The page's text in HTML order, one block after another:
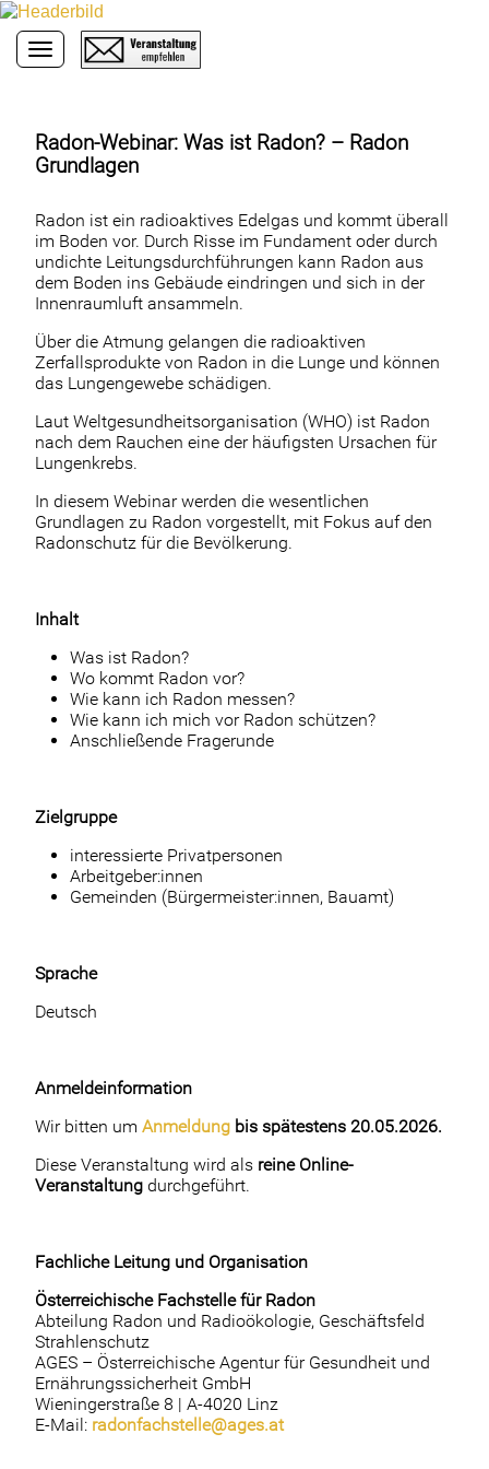
Toggle navigation
Radon-Webinar: Was ist Radon? – Radon
Grundlagen
Radon ist ein radioaktives Edelgas und kommt überall
im Boden vor. Durch Risse im Fundament oder durch
undichte Leitungsdurchführungen kann Radon aus
dem Boden ins Gebäude eindringen und sich in der
Innenraumluft ansammeln.
Über die Atmung gelangen die radioaktiven
Zerfallsprodukte von Radon in die Lunge und können
das Lungengewebe schädigen.
Laut Weltgesundheitsorganisation (WHO) ist Radon
nach dem Rauchen eine der häufigsten Ursachen für
Lungenkrebs.
In diesem Webinar werden die wesentlichen
Grundlagen zu Radon vorgestellt, mit Fokus auf den
Radonschutz für die Bevölkerung.
Inhalt
Was ist Radon?
Wo kommt Radon vor?
Wie kann ich Radon messen?
Wie kann ich mich vor Radon schützen?
Anschließende Fragerunde
Zielgruppe
interessierte Privatpersonen
Arbeitgeber:innen
Gemeinden (Bürgermeister:innen, Bauamt)
Sprache
Deutsch
Anmeldeinformation
Wir bitten um Anmeldung bis spätestens 20.05.2026.
Diese Veranstaltung wird als reine Online-
Veranstaltung durchgeführt.
Fachliche Leitung und Organisation
Österreichische Fachstelle für Radon
Abteilung Radon und Radioökologie, Geschäftsfeld
Strahlenschutz
AGES – Österreichische Agentur für Gesundheit und
Ernährungssicherheit GmbH
Wieningerstraße 8 | A-4020 Linz
E-Mail: radonfachstelle@ages.at